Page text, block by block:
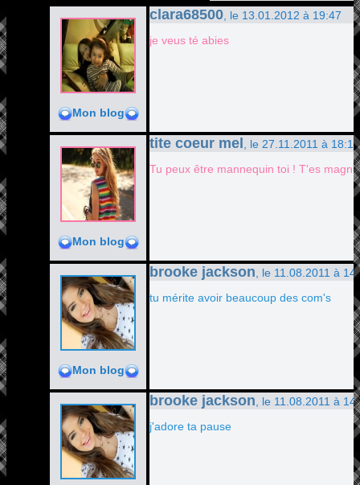
Mon blog
clara68500 , le 13.01.2012 à 19:47
je veus té abies
Mon blog
tite coeur mel
, le 27.11.2011 à 18:15
Tu peux être mannequin toi ! T'es
Mon blog
brooke jackson , le 11.08.2011 à
tu mérite avoir beaucoup des com's
brooke jackson , le 11.08.2011 à
j'adore ta pause